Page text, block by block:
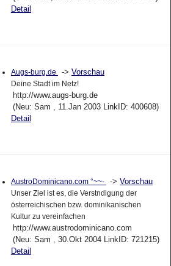
Detail
Augs-burg.de -> Vorschau
Deine Stadt im Netz!
http://www.augs-burg.de
(Neu: Sam , 11.Jan 2003 LinkID: 400608)
Detail
AustroDominicano.com °~~- -> Vorschau
Unser Ziel ist es, die Verstndigung der
österreichischen bzw. dominikanischen
Kultur zu vereinfachen
http://www.austrodominicano.com
(Neu: Sam , 30.Okt 2004 LinkID: 721215)
Detail